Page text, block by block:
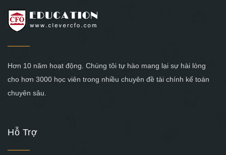
Hơn 10 năm hoạt động. Chúng tôi tự hào mang lại sự hài lòng
cho hơn 3000 học viên trong nhiều chuyên đề tài chính kế toán
chuyên sâu.
Hỗ Trợ